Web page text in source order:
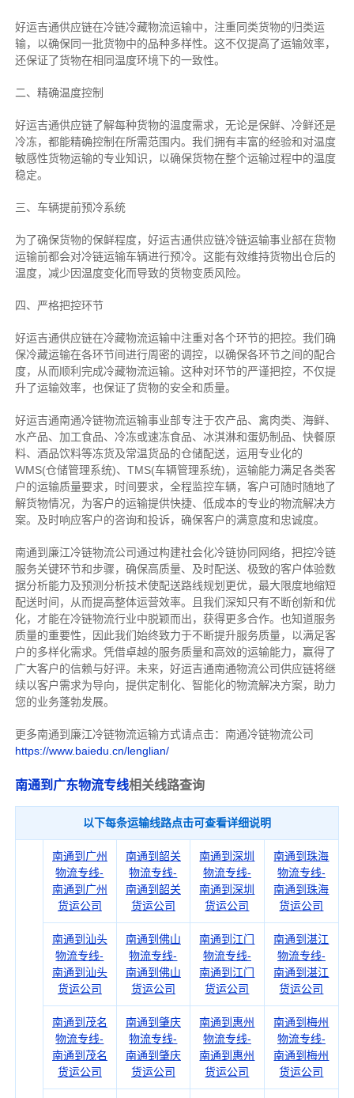
好运吉通供应链在冷链冷藏物流运输中，注重同类货物的归类运
输，以确保同一批货物中的品种多样性。这不仅提高了运输效率，
还保证了货物在相同温度环境下的一致性。
二、 精确温度控制
好运吉通供应链了解每种货物的温度需求，无论是保鲜、冷鲜还是
冷冻，都能精确控制在所需范围内。我们拥有丰富的经验和对温度
敏感性货物运输的专业知识，以确保货物在整个运输过程中的温度
稳定。
三、车辆提前预冷系统
为了确保货物的保鲜程度，好运吉通供应链冷链运输事业部在货物
运输前都会对冷链运输车辆进行预冷。这能有效维持货物出仓后的
温度，减少因温度变化而导致的货物变质风险。
四、严格把控环节
好运吉通供应链在冷藏物流运输中注重对各个环节的把控。我们确
保冷藏运输在各环节间进行周密的调控，以确保各环节之间的配合
度，从而顺利完成冷藏物流运输。这种对环节的严谨把控，不仅提
升了运输效率，也保证了货物的安全和质量。
好运吉通南通冷链物流运输事业部专注于农产品、禽肉类、海鲜、
水产品、加工食品、冷冻或速冻食品、冰淇淋和蛋奶制品、快餐原
料、酒品饮料等冻货及常温货品的仓储配送，运用专业化的
WMS(仓储管理系统)、TMS(车辆管理系统)，运输能力满足各类客
户的运输质量要求，时间要求，全程监控车辆，客户可随时随地了
解货物情况，为客户的运输提供快捷、低成本的专业的物流解决方
案。及时响应客户的咨询和投诉，确保客户的满意度和忠诚度。
南通到廉江冷链物流公司通过构建社会化冷链协同网络，把控冷链
服务关键环节和步骤，确保高质量、及时配送、极致的客户体验数
据分析能力及预测分析技术使配送路线规划更优，最大限度地缩短
配送时间，从而提高整体运营效率。且 我们深知 只有不断创新和优
化，才能在冷链物流行业中脱颖而出，获得更多合作。也知道服务
质量的重要性，因此我们始终致力于不断提升服务质量，以满足客
户的多样化需求。 凭借卓越的服务质量和高效的运输能力，赢得了
广大客户的信赖与好评。 未来，好运吉通南通物流公司供应链将继
续以客户需求为导向，提供定制化、智能化的物流解决方案，助力
您的业务蓬勃发展。
更多南通到廉江冷链物流运输方式请点击：南通冷链物流公司
https://www.baiedu.cn/lenglian/
南通到广东物流专线相关线路查询
以下每条运输线路点击可查看详细说明
南通到广州
物流专线-
南通到广州
货运公司
南通到韶关
物流专线-
南通到韶关
货运公司
南通到深圳
物流专线-
南通到深圳
货运公司
南通到珠海
物流专线-
南通到珠海
货运公司
南通到汕头
物流专线-
南通到汕头
货运公司
南通到佛山
物流专线-
南通到佛山
货运公司
南通到江门
物流专线-
南通到江门
货运公司
南通到湛江
物流专线-
南通到湛江
货运公司
南通到茂名
物流专线-
南通到茂名
货运公司
南通到肇庆
物流专线-
南通到肇庆
货运公司
南通到惠州
物流专线-
南通到惠州
货运公司
南通到梅州
物流专线-
南通到梅州
货运公司